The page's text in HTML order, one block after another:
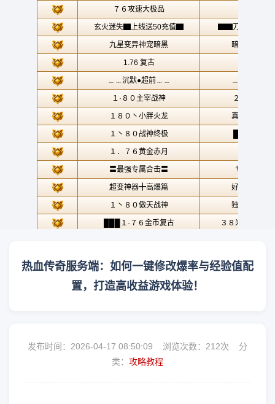
热血传奇服务端：如何一键修改爆率与经验值配
置，打造高收益游戏体验！
发布时间：2026-04-17 08:50:09 浏览次数： 212次 分
类： 攻略教程